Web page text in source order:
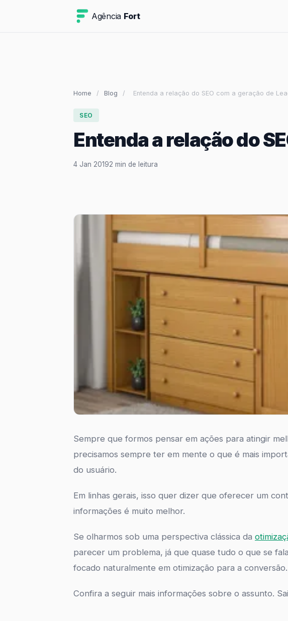
Agência Fort
Home / Blog / Entenda a relação do SEO com a geração de
SEO
Entenda a relação do
4 Jan 20192 min de leitura
Sempre que formos pensar em ações para atingir
precisamos sempre ter em mente o que é mais
do usuário.
Em linhas gerais, isso quer dizer que oferecer um
informações é muito melhor.
Se olharmos sob uma perspectiva clássica da
parecer um problema, já que quase tudo o que se
focado naturalmente em otimização para a conversão.
Confira a seguir mais informações sobre o assunto.